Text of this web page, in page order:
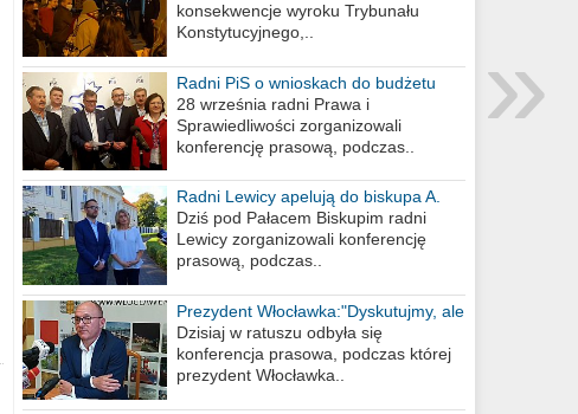
konsekwencje wyroku Trybunału
Konstytucyjnego,..
Radni PiS o wnioskach do budżetu
miasta na 2021 rok
28 września radni Prawa i
Sprawiedliwości zorganizowali
konferencję prasową, podczas..
Radni Lewicy apelują do biskupa A.
Wiesława Meringa
Dziś pod Pałacem Biskupim radni
Lewicy zorganizowali konferencję
prasową, podczas..
Prezydent Włocławka:"Dyskutujmy, ale
nie obrażajmy się”
Dzisiaj w ratuszu odbyła się
konferencja prasowa, podczas której
prezydent Włocławka..
»